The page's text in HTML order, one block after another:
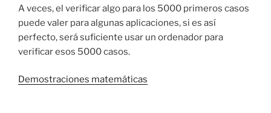
A veces, el verificar algo para los 5000 primeros casos
puede valer para algunas aplicaciones, si es así
perfecto, será suficiente usar un ordenador para
verificar esos 5000 casos.
Demostraciones matemáticas